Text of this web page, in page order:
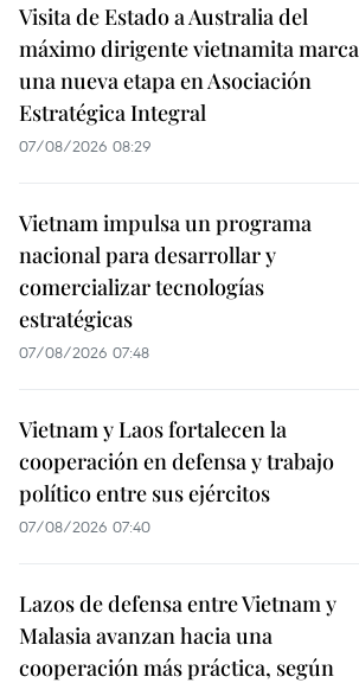
Visita de Estado a Australia del
máximo dirigente vietnamita marca
una nueva etapa en Asociación
Estratégica Integral
07/08/2026 08:29
Vietnam impulsa un programa
nacional para desarrollar y
comercializar tecnologías
estratégicas
07/08/2026 07:48
Vietnam y Laos fortalecen la
cooperación en defensa y trabajo
político entre sus ejércitos
07/08/2026 07:40
Lazos de defensa entre Vietnam y
Malasia avanzan hacia una
cooperación más práctica, según